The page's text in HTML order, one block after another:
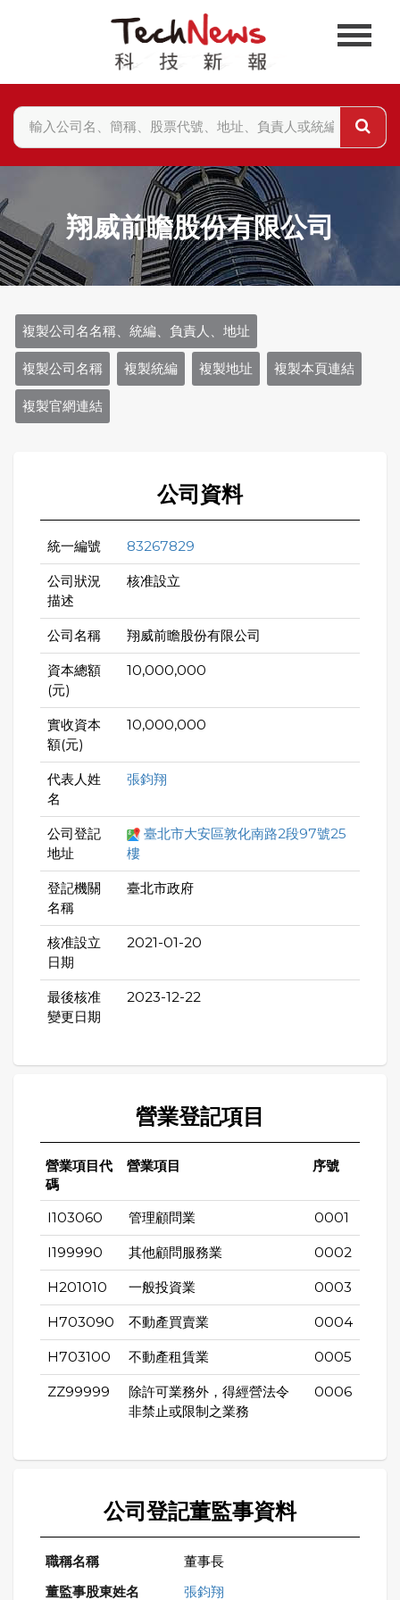
翔威前瞻股份有限公司
複製公司名名稱、統編、負責人、地址
複製公司名稱 複製統編 複製地址 複製本頁連結
複製官網連結
公司資料
統一編號 83267829
公司狀況
描述
核准設立
公司名稱 翔威前瞻股份有限公司
資本總額
(元)
10,000,000
實收資本
額(元)
10,000,000
代表人姓
名
張鈞翔
公司登記
地址
臺北市大安區敦化南路2段97號25
樓
登記機關
名稱
臺北市政府
核准設立
日期
2021-01-20
最後核准
變更日期
2023-12-22
營業登記項目
營業項目代
碼
營業項目 序號
I103060 管理顧問業 0001
I199990 其他顧問服務業 0002
H201010 一般投資業 0003
H703090 不動產買賣業 0004
H703100 不動產租賃業 0005
ZZ99999
除許可業務外，得經營法令
非禁止或限制之業務
0006
公司登記董監事資料
董事長
張鈞翔